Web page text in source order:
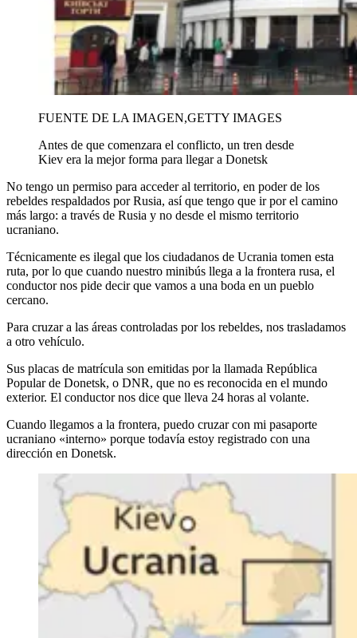
FUENTE DE LA IMAGEN,GETTY IMAGES
Antes de que comenzara el conflicto, un tren desde
Kiev era la mejor forma para llegar a Donetsk
No tengo un permiso para acceder al territorio, en poder de los
rebeldes respaldados por Rusia, así que tengo que ir por el camino
más largo: a través de Rusia y no desde el mismo territorio
ucraniano.
Técnicamente es ilegal que los ciudadanos de Ucrania tomen esta
ruta, por lo que cuando nuestro minibús llega a la frontera rusa, el
conductor nos pide decir que vamos a una boda en un pueblo
cercano.
Para cruzar a las áreas controladas por los rebeldes, nos trasladamos
a otro vehículo.
Sus placas de matrícula son emitidas por la llamada República
Popular de Donetsk, o DNR, que no es reconocida en el mundo
exterior. El conductor nos dice que lleva 24 horas al volante.
Cuando llegamos a la frontera, puedo cruzar con mi pasaporte
ucraniano «interno» porque todavía estoy registrado con una
dirección en Donetsk.